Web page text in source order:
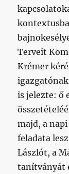
Terveit
Krémer
is jelezte: ő
majd, a
feladata
Lászlót, a
tanítványát